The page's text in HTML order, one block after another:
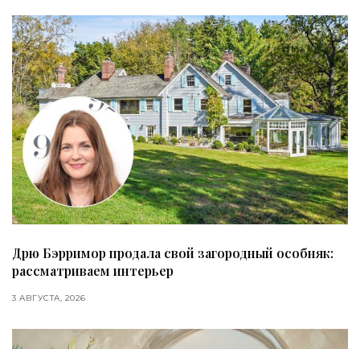
Дрю Бэрримор продала свой загородный особняк:
рассматриваем интерьер
3 АВГУСТА, 2026